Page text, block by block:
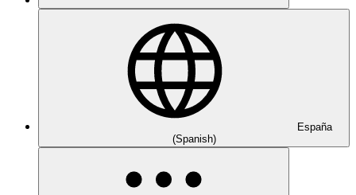
España
(Spanish)